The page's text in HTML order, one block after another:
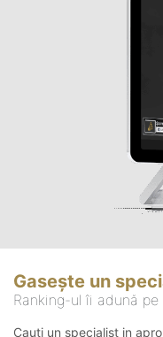
Gasește un
Ranking-ul îi adună
Cauți un specialist in